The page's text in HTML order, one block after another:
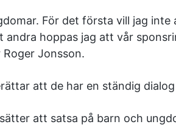
För det första vill jag
andra hoppas jag att vår
Roger Jonsson.
att de har en ständig dialog
att satsa på barn och